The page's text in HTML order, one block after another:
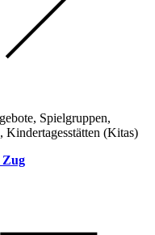
Spielgruppen,
Kindertagesstätten (Kitas)
Zug